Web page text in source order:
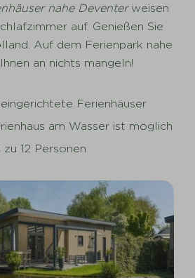
nahe Deventerweisen
auf. Genießen Sie
Auf dem Ferienpark nahe
an nichts mangeln!
Ferienhäuser
am Wasser ist möglich
12 Personen